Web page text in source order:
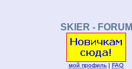
SKIER - FORUM
мой профиль | FAQ